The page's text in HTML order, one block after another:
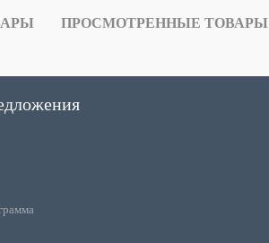
ПРОСМОТРЕННЫЕ ТОВАРЫ